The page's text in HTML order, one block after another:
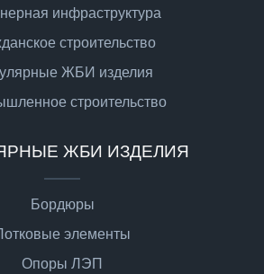
инфраструктура
строительство
ЖБИ изделия
строительство
ЖБИ ИЗДЕЛИЯ
Бордюры
элементы
Опоры ЛЭП